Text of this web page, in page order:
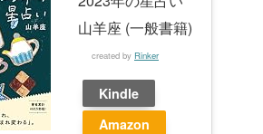
山羊座 (一般書籍)
created by Rinker
Kindle
Amazon